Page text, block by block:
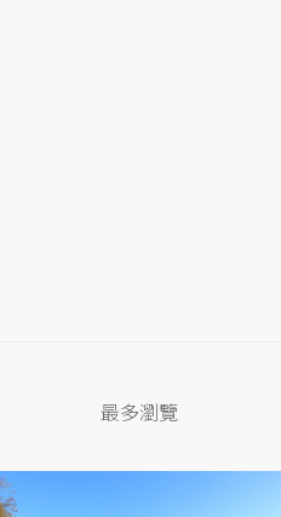
最多瀏覽